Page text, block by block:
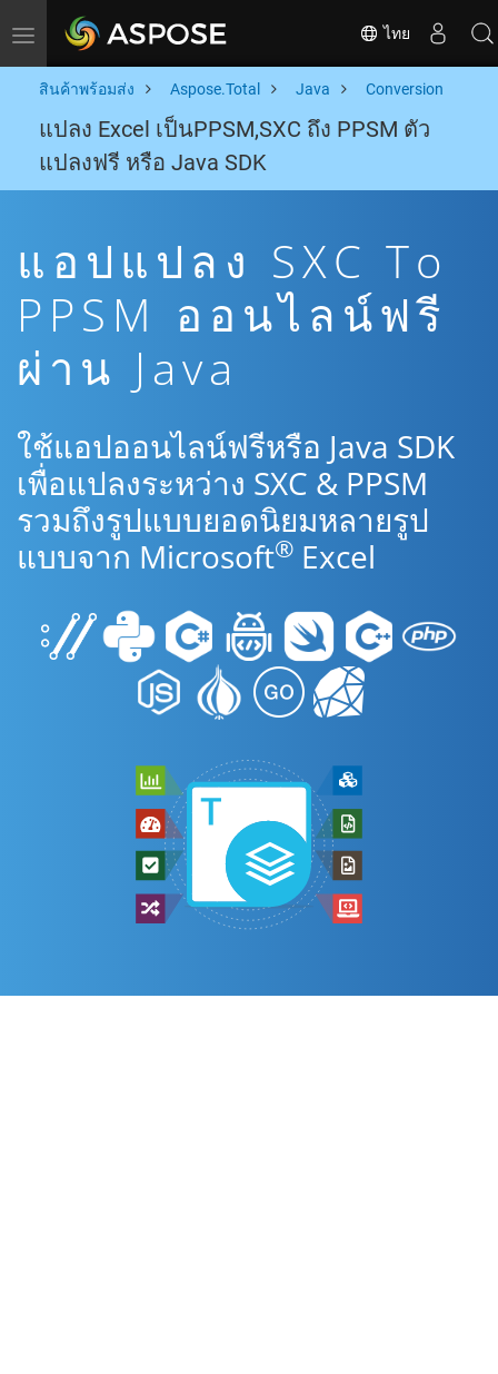
Toggle navigation ไทย
สินค้าพร้อมส่ง Aspose.Total Java Conversion
แปลง Excel เป็นPPSM,SXC ถึง PPSM ตัว
แปลงฟรี หรือ Java SDK
แอปแปลง SXC To
PPSM ออนไลน์ฟรี
ผ่าน Java
ใช้แอปออนไลน์ฟรีหรือ Java SDK
เพื่อแปลงระหว่าง SXC & PPSM
รวมถึงรูปแบบยอดนิยมหลายรูป
แบบจาก Microsoft® Excel